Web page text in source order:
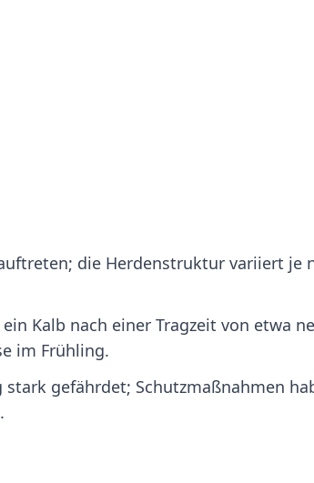
die Herdenstruktur variiert je
Kalb nach einer Tragzeit von etwa
im Frühling.
gefährdet; Schutzmaßnahmen